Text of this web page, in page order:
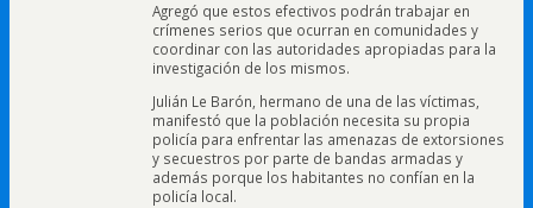
Agregó que estos efectivos podrán trabajar en
crímenes serios que ocurran en comunidades y
coordinar con las autoridades apropiadas para la
investigación de los mismos.
Julián Le Barón, hermano de una de las víctimas,
manifestó que la población necesita su propia
policía para enfrentar las amenazas de extorsiones
y secuestros por parte de bandas armadas y
además porque los habitantes no confían en la
policía local.